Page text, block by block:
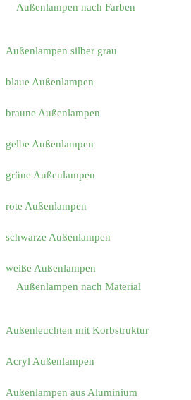
Außenlampen nach Farben
Außenlampen silber grau
blaue Außenlampen
braune Außenlampen
gelbe Außenlampen
grüne Außenlampen
rote Außenlampen
schwarze Außenlampen
weiße Außenlampen
Außenlampen nach Material
Außenleuchten mit Korbstruktur
Acryl Außenlampen
Außenlampen aus Aluminium